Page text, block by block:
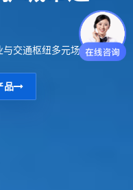
交通枢纽多元场景
品